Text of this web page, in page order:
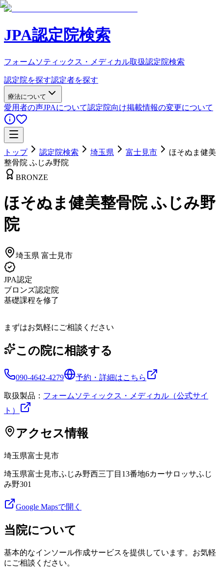
JPA認定院検索
フォームソティックス・メディカル取扱認定院検索
認定院を探す認定者を探す
療法について
愛用者の声JPAについて認定院向け掲載情報の変更について
トップ 認定院検索 埼玉県 富士見市
ほそぬま健美
整骨院 ふじみ野院
BRONZE
ほそぬま健美整骨院 ふじみ野
院
埼玉県 富士見市
JPA認定
ブロンズ認定院
基礎課程を修了
まずはお気軽にご相談ください
この院に相談する
090-4642-4279 予約・詳細はこちら
取扱製品： フォームソティックス・メディカル（公式サイ
ト）
アクセス情報
埼玉県富士見市
埼玉県富士見市ふじみ野西三丁目13番地6カーサロッサふじ
み野301
Google Mapsで開く
当院について
基本的なインソール作成サービスを提供しています。お気軽
にご相談ください。